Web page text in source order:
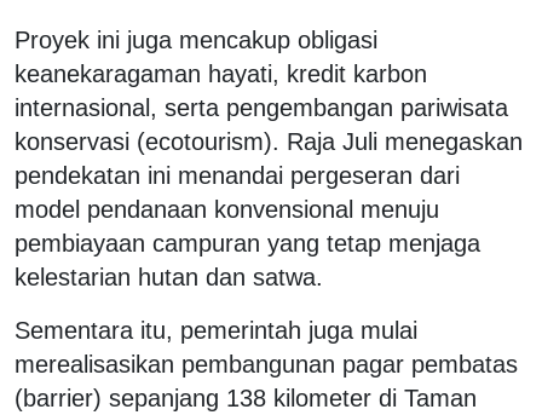
Proyek ini juga mencakup obligasi
keanekaragaman hayati, kredit karbon
internasional, serta pengembangan pariwisata
konservasi (ecotourism). Raja Juli menegaskan
pendekatan ini menandai pergeseran dari
model pendanaan konvensional menuju
pembiayaan campuran yang tetap menjaga
kelestarian hutan dan satwa.
Sementara itu, pemerintah juga mulai
merealisasikan pembangunan pagar pembatas
(barrier) sepanjang 138 kilometer di Taman